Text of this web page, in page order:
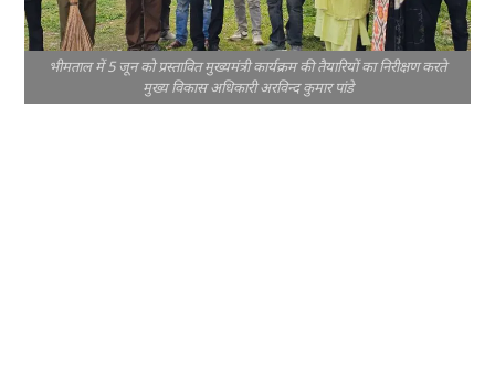
भीमताल में 5 जून को प्रस्तावित मुख्यमंत्री कार्यक्रम की तैयारियों का निरीक्षण करते
मुख्य विकास अधिकारी अरविन्द कुमार पांडे